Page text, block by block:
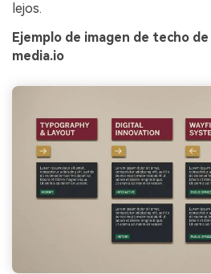
lejos.
Ejemplo de imagen de techo
media.io